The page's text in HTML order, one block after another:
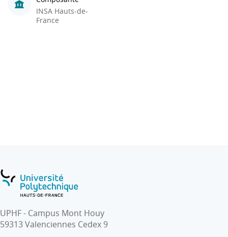
INSA Hauts-de-
France
UPHF - Campus Mont Houy
59313 Valenciennes Cedex 9